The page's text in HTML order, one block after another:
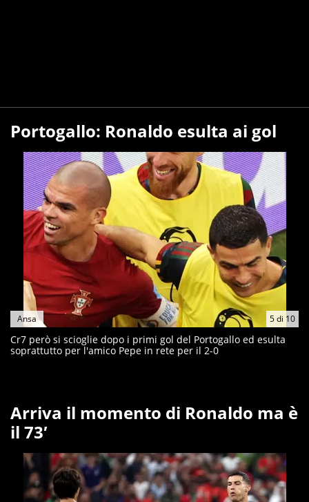
Portogallo: Ronaldo esulta ai gol
5di 10
Ansa
Cr7 però si scioglie dopo i primi gol del Portogallo ed esulta
soprattutto per l'amico Pepe in rete per il 2-0
Arriva il momento di Ronaldo ma è
il 73′